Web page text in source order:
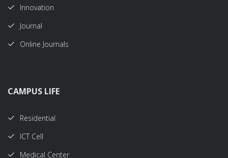
Innovation
Journal
Online Journals
CAMPUS LIFE
Residential
ICT Cell
Medical Center